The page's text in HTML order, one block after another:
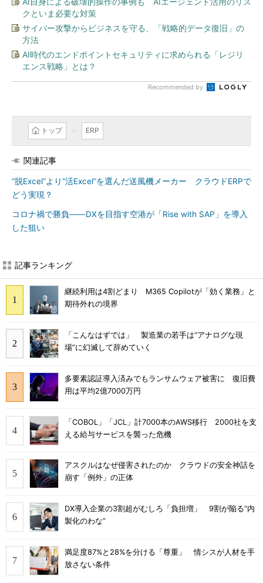
クといま必要な対策
サイバー攻撃からビジネスを守る、「戦略的データ復旧」の
方法
AI時代のエンドポイントセキュリティに求められる「レジリ
エンス戦略」とは？
Recommended by
トップ ERP
関連記事
“脱Excel”より“活Excel”を選んだ送風機メーカー クラウドERPで
どう実現？
コロナ禍で勝負――DXを目指す空港が「Rise with SAP」を導入
した狙い
記事ランキング
継続利用は4割どまり M365 Copilotが「効く業務」と
期待外れの境界
「こんなはずでは」 製造業の若手は“アナログな現
場”に幻滅して辞めていく
多要素認証導入済みでもランサムウェア被害に 復旧費
用は平均2億7000万円
「COBOL」「JCL」計7000本のAWS移行 2000社を支
える給与サービスを襲った危機
アスクルはなぜ侵害されたのか クラウドの安全神話を
崩す「例外」の正体
DX導入企業の3割超がむしろ「負担増」 9割が陥る“内
製化のわな”
満足度87%と28%を分ける「尊重」 情シスが人材を手
放さない条件